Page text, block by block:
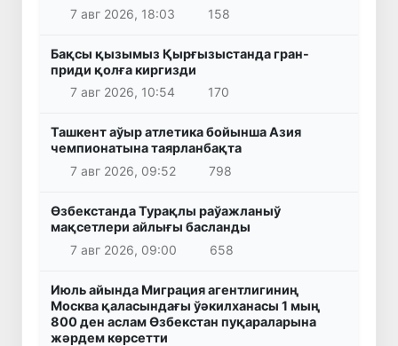
7 авг 2026, 18:03
158
Бақсы қызымыз Қырғызыстанда гран-
приди қолға киргизди
7 авг 2026, 10:54
170
Ташкент аўыр атлетика бойынша Азия
чемпионатына таярланбақта
7 авг 2026, 09:52
798
Өзбекстанда Турақлы раўажланыў
мақсетлери айлығы басланды
7 авг 2026, 09:00
658
Июль айында Миграция агентлигиниң
Москва қаласындағы ўәкилханасы 1 мың
800 ден аслам Өзбекстан пуқараларына
жәрдем көрсетти